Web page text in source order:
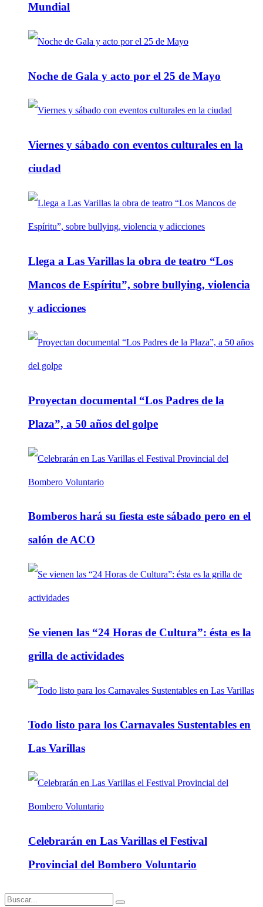
Mundial
Noche de Gala y acto por el 25 de Mayo
Viernes y sábado con eventos culturales en la
ciudad
Llega a Las Varillas la obra de teatro “Los
Mancos de Espíritu”, sobre bullying, violencia
y adicciones
Proyectan documental “Los Padres de la
Plaza”, a 50 años del golpe
Bomberos hará su fiesta este sábado pero en el
salón de ACO
Se vienen las “24 Horas de Cultura”: ésta es la
grilla de actividades
Todo listo para los Carnavales Sustentables en
Las Varillas
Celebrarán en Las Varillas el Festival
Provincial del Bombero Voluntario